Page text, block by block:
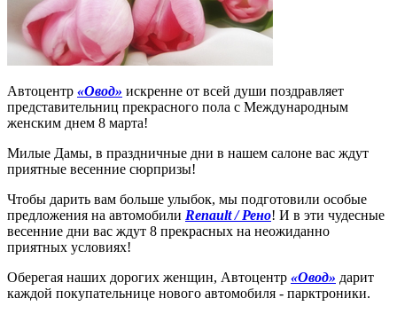
Автоцентр «Овод» искренне от всей души поздравляет
представительниц прекрасного пола с Международным
женским днем 8 марта!
Милые Дамы, в праздничные дни в нашем салоне вас ждут
приятные весенние сюрпризы!
Чтобы дарить вам больше улыбок, мы подготовили особые
предложения на автомобили Renault / Рено! И в эти чудесные
весенние дни вас ждут 8 прекрасных на неожиданно
приятных условиях!
Оберегая наших дорогих женщин, Автоцентр «Овод» дарит
каждой покупательнице нового автомобиля - парктроники.